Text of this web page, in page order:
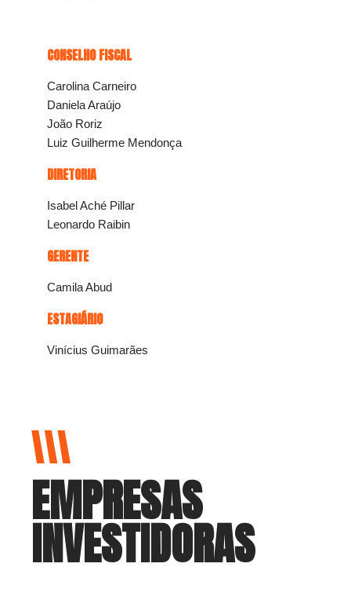
CONSELHO FISCAL
Carolina Carneiro
Daniela Araújo
João Roriz
Luiz Guilherme Mendonça
DIRETORIA
Isabel Aché Pillar
Leonardo Raibin
GERENTE
Camila Abud
ESTAGIÁRIO
Vinícius Guimarães
EMPRESAS
INVESTIDORAS